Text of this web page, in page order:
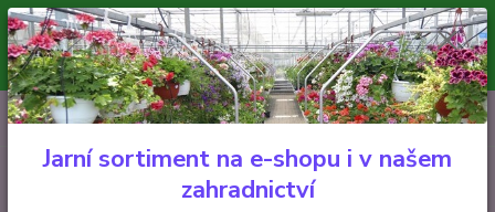
Minimální hodnota pro odeslání z e-shopu je 300 Kč.
V tuto chvíli již hlavní nápor objednávek opadl a balíček můžete čekat
nejpozději v následujícím týdnu po přijetí objednávky. Objednávky
vyřizujeme v pořadí, v jakém přišly...
CZK
+420 602 223 614 0ks
za0 Kč
Jarní sortiment na e-shopu i v našem
zahradnictví